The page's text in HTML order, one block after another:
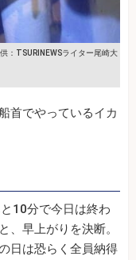
供：TSURINEWSライター尾崎大
首でやっているイカ
10分で今日は終わ
、早上がりを決断。
日は恐らく全員納得